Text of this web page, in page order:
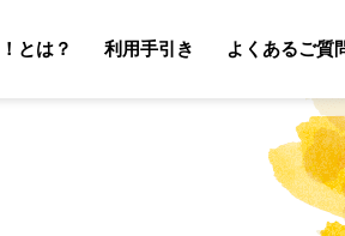
とは？
利用手引き
よくあるご質